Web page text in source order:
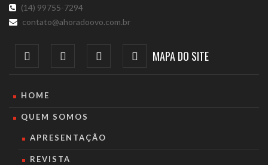
(14) 99755-7294
contato@ahoradoovo.com.br
MAPA DO SITE
HOME
QUEM SOMOS
APRESENTAÇÃO
REVISTA